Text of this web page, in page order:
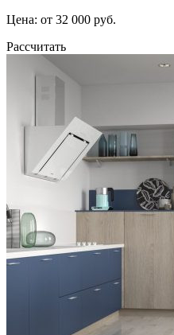
Цена: от 32 000 руб.
Рассчитать